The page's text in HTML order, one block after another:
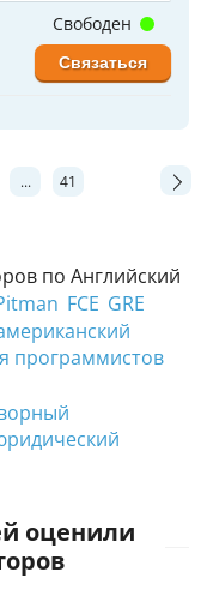
по Английский
FCE GRE
программистов
Свободен
Связаться
... 41
оценили